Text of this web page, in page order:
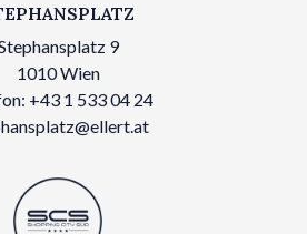
9
1010 Wien
+43 1 533 04 24